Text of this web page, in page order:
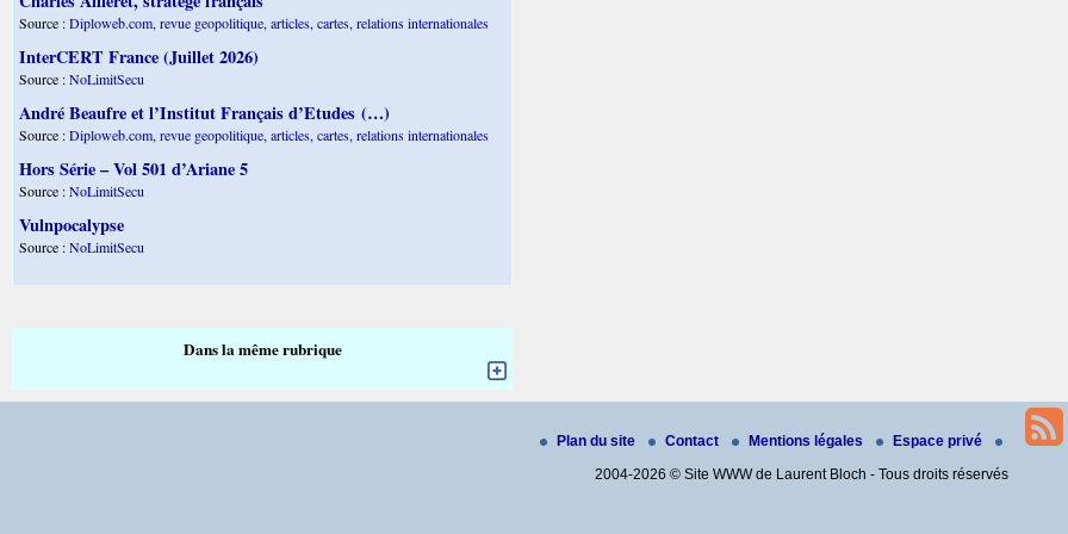
Source :Diploweb.com, revue geopolitique, articles, cartes, relations internationales
InterCERT France (Juillet 2026)
Source :NoLimitSecu
André Beaufre et l’Institut Français d’Etudes (…)
Source :Diploweb.com, revue geopolitique, articles, cartes, relations internationales
Hors Série – Vol 501 d’Ariane 5
Source :NoLimitSecu
Vulnpocalypse
Source :NoLimitSecu
Dans la même rubrique
Plan du site Contact Mentions légales
Espace privé
2004-2026 © Site WWW de Laurent Bloch - Tous droits réservés